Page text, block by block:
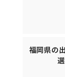
福岡県の